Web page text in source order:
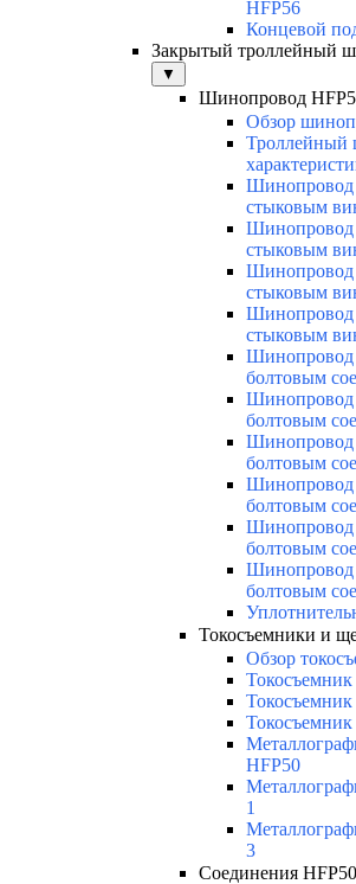
HFP56
Концевой
Закрытый троллейный
▼
Шинопровод
Обзор
Троллейный
Шинопровод
стыковым
Шинопровод
стыковым
Шинопровод
стыковым
Шинопровод
стыковым
Шинопровод
болтовым
Шинопровод
болтовым
Шинопровод
болтовым
Шинопровод
болтовым
Шинопровод
болтовым
Шинопровод
болтовым
Токосъемники и
Обзор
HFP50
1
3
Соединения HFP50